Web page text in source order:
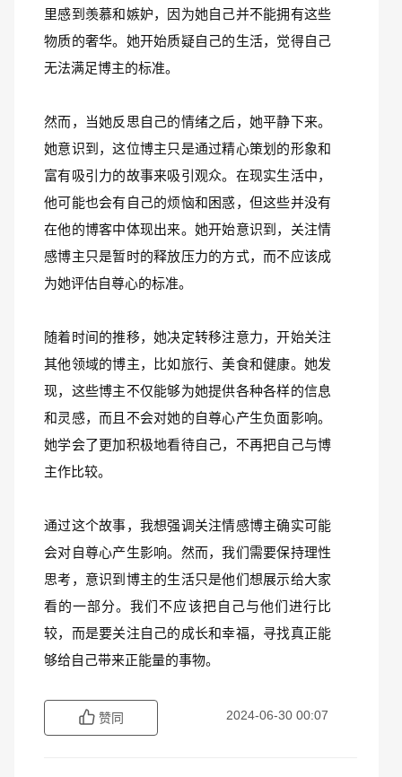
里感到羡慕和嫉妒，因为她自己并不能拥有这些
物质的奢华。她开始质疑自己的生活，觉得自己
无法满足博主的标准。
然而，当她反思自己的情绪之后，她平静下来。
她意识到，这位博主只是通过精心策划的形象和
富有吸引力的故事来吸引观众。在现实生活中，
他可能也会有自己的烦恼和困惑，但这些并没有
在他的博客中体现出来。她开始意识到，关注情
感博主只是暂时的释放压力的方式，而不应该成
为她评估自尊心的标准。
随着时间的推移，她决定转移注意力，开始关注
其他领域的博主，比如旅行、美食和健康。她发
现，这些博主不仅能够为她提供各种各样的信息
和灵感，而且不会对她的自尊心产生负面影响。
她学会了更加积极地看待自己，不再把自己与博
主作比较。
通过这个故事，我想强调关注情感博主确实可能
会对自尊心产生影响。然而，我们需要保持理性
思考，意识到博主的生活只是他们想展示给大家
看的一部分。我们不应该把自己与他们进行比
较，而是要关注自己的成长和幸福，寻找真正能
够给自己带来正能量的事物。
赞同 2024-06-30 00:07